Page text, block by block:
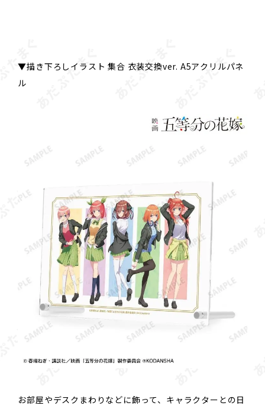
▼描き下ろしイラスト 集合 衣装交換ver. A5アクリルパネ
ル
お部屋やデスクまわりなどに飾って、キャラクターとの日